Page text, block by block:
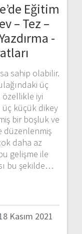
Eğitim
– Tez –
-
sahip olabilir.
üç
özellikle iyi
üç küçük dikey
bir boşluk ve
düzenlenmiş
daha az
gelişme ile
bu şekilde…
Kasım 2021